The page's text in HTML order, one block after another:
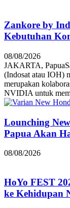
Zankore by
Kebutuhan
08/08/2026
JAKARTA,
(Indosat atau IOH)
merupakan
NVIDIA untuk
Lounching
Papua Akan
08/08/2026
HoYo FEST
ke Kehidupan